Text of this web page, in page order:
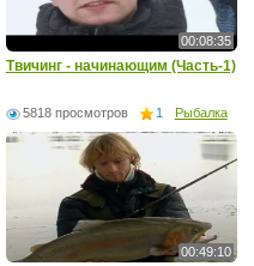
00:08:35
Твичинг - начинающим (Часть-1)
5818 просмотров 1 Рыбалка
00:49:10